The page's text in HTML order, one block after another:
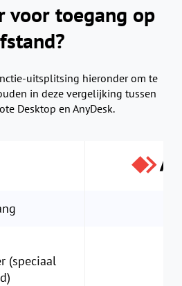
voor toegang op
uitsplitsing hieronder om te
in deze vergelijking tussen
Desktop en AnyDesk.
(speciaal